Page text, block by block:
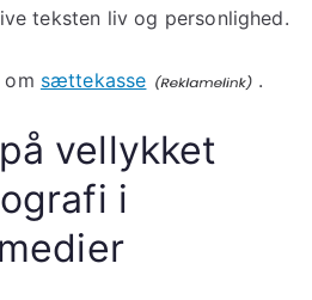
teksten liv og personlighed.
sættekasse .
vellykket
i